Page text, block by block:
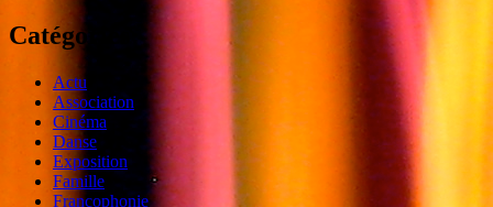
Catégories
Actu
Association
Cinéma
Danse
Exposition
Famille
Francophonie